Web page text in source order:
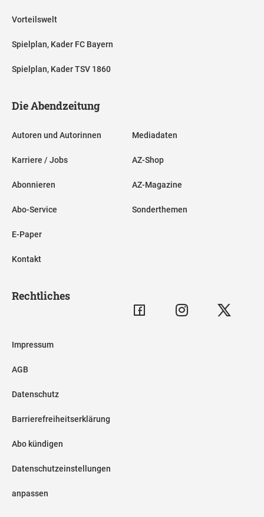
Vorteilswelt
Spielplan, Kader FC Bayern
Spielplan, Kader TSV 1860
Die Abendzeitung
Autoren und Autorinnen
Karriere / Jobs
Abonnieren
Abo-Service
E-Paper
Kontakt
Mediadaten
AZ-Shop
AZ-Magazine
Sonderthemen
Rechtliches
Impressum
AGB
Datenschutz
Barrierefreiheitserklärung
Abo kündigen
Datenschutzeinstellungen
anpassen